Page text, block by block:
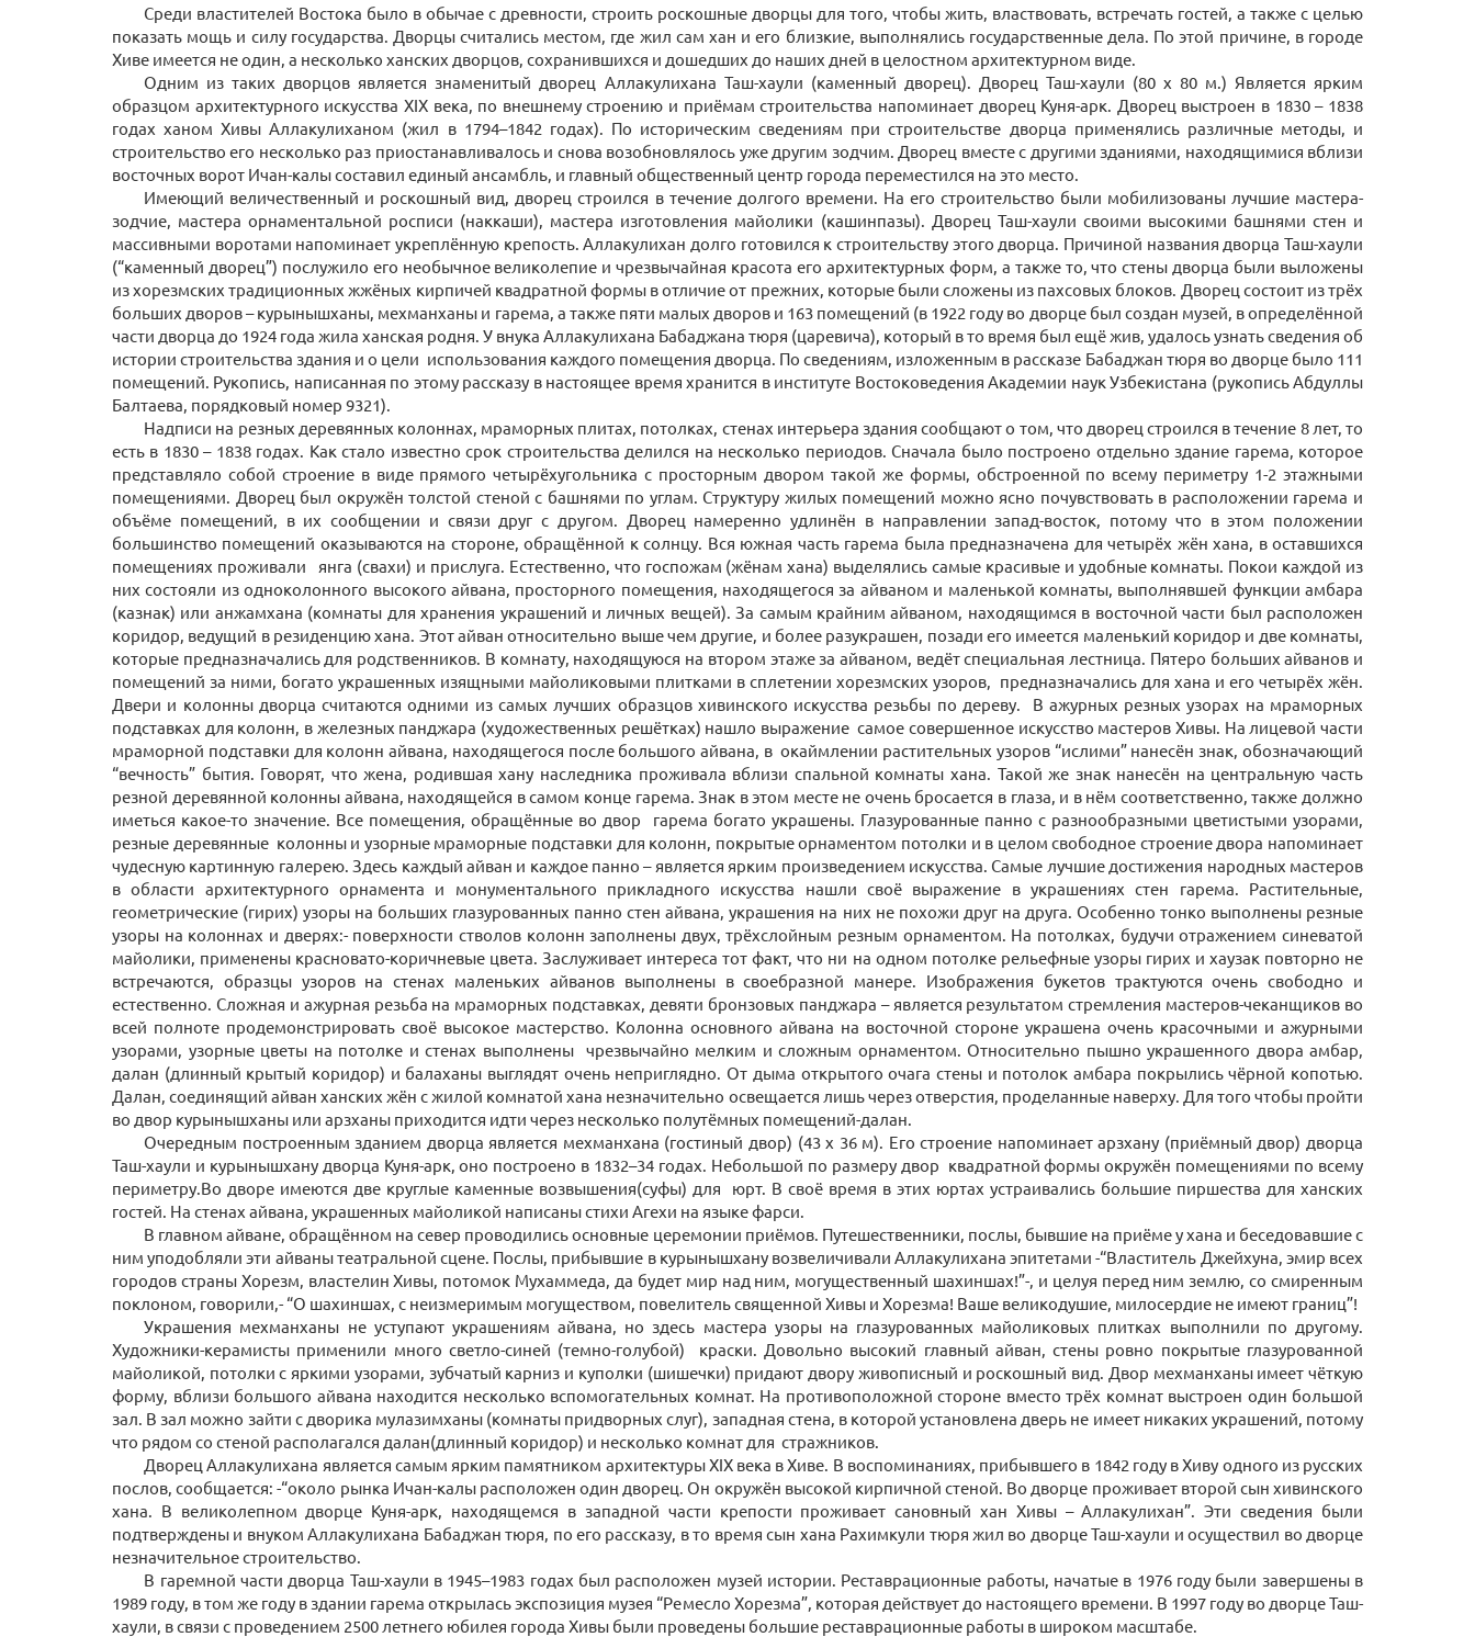
Среди властителей Востока было в обычае с древности, строить роскошные дворцы для того, чтобы жить, властвовать, встречать гостей, а также с целью
показать мощь и силу государства. Дворцы считались местом, где жил сам хан и его близкие, выполнялись государственные дела. По этой причине, в городе
Хиве имеется не один, а несколько ханских дворцов, сохранившихся и дошедших до наших дней в целостном архитектурном виде.
Одним из таких дворцов является знаменитый дворец Аллакулихана Таш-хаули (каменный дворец). Дворец Таш-хаули (80 х 80 м.) Является ярким
образцом архитектурного искусства ХIХ века, по внешнему строению и приёмам строительства напоминает дворец Куня-арк. Дворец выстроен в 1830 – 1838
годах ханом Хивы Аллакулиханом (жил в 1794–1842 годах). По историческим сведениям при строительстве дворца применялись различные методы, и
строительство его несколько раз приостанавливалось и снова возобновлялось уже другим зодчим. Дворец вместе с другими зданиями, находящимися вблизи
восточных ворот Ичан-калы составил единый ансамбль, и главный общественный центр города переместился на это место.
Имеющий величественный и роскошный вид, дворец строился в течение долгого времени. На его строительство были мобилизованы лучшие мастера-
зодчие, мастера орнаментальной росписи (наккаши), мастера изготовления майолики (кашинпазы). Дворец Таш-хаули своими высокими башнями стен и
массивными воротами напоминает укреплённую крепость. Аллакулихан долго готовился к строительству этого дворца. Причиной названия дворца Таш-хаули
(“каменный дворец”) послужило его необычное великолепие и чрезвычайная красота его архитектурных форм, а также то, что стены дворца были выложены
из хорезмских традиционных жжёных кирпичей квадратной формы в отличие от прежних, которые были сложены из пахсовых блоков. Дворец состоит из трёх
больших дворов – курынышханы, мехманханы и гарема, а также пяти малых дворов и 163 помещений (в 1922 году во дворце был создан музей, в определённой
части дворца до 1924 года жила ханская родня. У внука Аллакулихана Бабаджана тюря (царевича), который в то время был ещё жив, удалось узнать сведения об
истории строительства здания и о цели использования каждого помещения дворца. По сведениям, изложенным в рассказе Бабаджан тюря во дворце было 111
помещений. Рукопись, написанная по этому рассказу в настоящее время хранится в институте Востоковедения Академии наук Узбекистана (рукопись Абдуллы
Балтаева, порядковый номер 9321).
Надписи на резных деревянных колоннах, мраморных плитах, потолках, стенах интерьера здания сообщают о том, что дворец строился в течение 8 лет, то
есть в 1830 – 1838 годах. Как стало известно срок строительства делился на несколько периодов. Сначала было построено отдельно здание гарема, которое
представляло собой строение в виде прямого четырёхугольника с просторным двором такой же формы, обстроенной по всему периметру 1-2 этажными
помещениями. Дворец был окружён толстой стеной с башнями по углам. Структуру жилых помещений можно ясно почувствовать в расположении гарема и
объёме помещений, в их сообщении и связи друг с другом. Дворец намеренно удлинён в направлении запад-восток, потому что в этом положении
большинство помещений оказываются на стороне, обращённой к солнцу. Вся южная часть гарема была предназначена для четырёх жён хана, в оставшихся
помещениях проживали янга (свахи) и прислуга. Естественно, что госпожам (жёнам хана) выделялись самые красивые и удобные комнаты. Покои каждой из
них состояли из одноколонного высокого айвана, просторного помещения, находящегося за айваном и маленькой комнаты, выполнявшей функции амбара
(казнак) или анжамхана (комнаты для хранения украшений и личных вещей). За самым крайним айваном, находящимся в восточной части был расположен
коридор, ведущий в резиденцию хана. Этот айван относительно выше чем другие, и более разукрашен, позади его имеется маленький коридор и две комнаты,
которые предназначались для родственников. В комнату, находящуюся на втором этаже за айваном, ведёт специальная лестница. Пятеро больших айванов и
помещений за ними, богато украшенных изящными майоликовыми плитками в сплетении хорезмских узоров, предназначались для хана и его четырёх жён.
Двери и колонны дворца считаются одними из самых лучших образцов хивинского искусства резьбы по дереву. В ажурных резных узорах на мраморных
подставках для колонн, в железных панджара (художественных решётках) нашло выражение самое совершенное искусство мастеров Хивы. На лицевой части
мраморной подставки для колонн айвана, находящегося после большого айвана, в окаймлении растительных узоров “ислими” нанесён знак, обозначающий
“вечность” бытия. Говорят, что жена, родившая хану наследника проживала вблизи спальной комнаты хана. Такой же знак нанесён на центральную часть
резной деревянной колонны айвана, находящейся в самом конце гарема. Знак в этом месте не очень бросается в глаза, и в нём соответственно, также должно
иметься какое-то значение. Все помещения, обращённые во двор гарема богато украшены. Глазурованные панно с разнообразными цветистыми узорами,
резные деревянные колонны и узорные мраморные подставки для колонн, покрытые орнаментом потолки и в целом свободное строение двора напоминает
чудесную картинную галерею. Здесь каждый айван и каждое панно – является ярким произведением искусства. Самые лучшие достижения народных мастеров
в области архитектурного орнамента и монументального прикладного искусства нашли своё выражение в украшениях стен гарема. Растительные,
геометрические (гирих) узоры на больших глазурованных панно стен айвана, украшения на них не похожи друг на друга. Особенно тонко выполнены резные
узоры на колоннах и дверях:- поверхности стволов колонн заполнены двух, трёхслойным резным орнаментом. На потолках, будучи отражением синеватой
майолики, применены красновато-коричневые цвета. Заслуживает интереса тот факт, что ни на одном потолке рельефные узоры гирих и хаузак повторно не
встречаются, образцы узоров на стенах маленьких айванов выполнены в своебразной манере. Изображения букетов трактуются очень свободно и
естественно. Сложная и ажурная резьба на мраморных подставках, девяти бронзовых панджара – является результатом стремления мастеров-чеканщиков во
всей полноте продемонстрировать своё высокое мастерство. Колонна основного айвана на восточной стороне украшена очень красочными и ажурными
узорами, узорные цветы на потолке и стенах выполнены чрезвычайно мелким и сложным орнаментом. Относительно пышно украшенного двора амбар,
далан (длинный крытый коридор) и балаханы выглядят очень неприглядно. От дыма открытого очага стены и потолок амбара покрылись чёрной копотью.
Далан, соединящий айван ханских жён с жилой комнатой хана незначительно освещается лишь через отверстия, проделанные наверху. Для того чтобы пройти
во двор курынышханы или арзханы приходится идти через несколько полутёмных помещений-далан.
Очередным построенным зданием дворца является мехманхана (гостиный двор) (43 х 36 м). Его строение напоминает арзхану (приёмный двор) дворца
Таш-хаули и курынышхану дворца Куня-арк, оно построено в 1832–34 годах. Небольшой по размеру двор квадратной формы окружён помещениями по всему
периметру.Во дворе имеются две круглые каменные возвышения(суфы) для юрт. В своё время в этих юртах устраивались большие пиршества для ханских
гостей. На стенах айвана, украшенных майоликой написаны стихи Агехи на языке фарси.
В главном айване, обращённом на север проводились основные церемонии приёмов. Путешественники, послы, бывшие на приёме у хана и беседовавшие с
ним уподобляли эти айваны театральной сцене. Послы, прибывшие в курынышхану возвеличивали Аллакулихана эпитетами -“Властитель Джейхуна, эмир всех
городов страны Хорезм, властелин Хивы, потомок Мухаммеда, да будет мир над ним, могущественный шахиншах!”-, и целуя перед ним землю, со смиренным
поклоном, говорили,- “О шахиншах, с неизмеримым могуществом, повелитель священной Хивы и Хорезма! Ваше великодушие, милосердие не имеют границ”!
Украшения мехманханы не уступают украшениям айвана, но здесь мастера узоры на глазурованных майоликовых плитках выполнили по другому.
Художники-керамисты применили много светло-синей (темно-голубой) краски. Довольно высокий главный айван, стены ровно покрытые глазурованной
майоликой, потолки с яркими узорами, зубчатый карниз и куполки (шишечки) придают двору живописный и роскошный вид. Двор мехманханы имеет чёткую
форму, вблизи большого айвана находится несколько вспомогательных комнат. На противоположной стороне вместо трёх комнат выстроен один большой
зал. В зал можно зайти с дворика мулазимханы (комнаты придворных слуг), западная стена, в которой установлена дверь не имеет никаких украшений, потому
что рядом со стеной располагался далан(длинный коридор) и несколько комнат для стражников.
Дворец Аллакулихана является самым ярким памятником архитектуры XIX века в Хиве. В воспоминаниях, прибывшего в 1842 году в Хиву одного из русских
послов, сообщается: -“около рынка Ичан-калы расположен один дворец. Он окружён высокой кирпичной стеной. Во дворце проживает второй сын хивинского
хана. В великолепном дворце Куня-арк, находящемся в западной части крепости проживает сановный хан Хивы – Аллакулихан”. Эти сведения были
подтверждены и внуком Аллакулихана Бабаджан тюря, по его рассказу, в то время сын хана Рахимкули тюря жил во дворце Таш-хаули и осуществил во дворце
незначительное строительство.
В гаремной части дворца Таш-хаули в 1945–1983 годах был расположен музей истории. Реставрационные работы, начатые в 1976 году были завершены в
1989 году, в том же году в здании гарема открылась экспозиция музея “Ремесло Хорезма”, которая действует до настоящего времени. В 1997 году во дворце Таш-
хаули, в связи с проведением 2500 летнего юбилея города Хивы были проведены большие реставрационные работы в широком масштабе.